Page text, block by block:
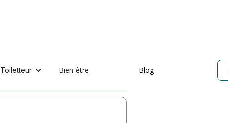
Toiletteur Bien-être Blog